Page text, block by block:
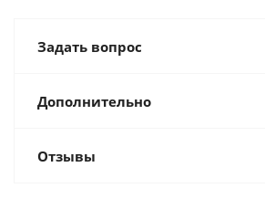
Задать вопрос
Дополнительно
Отзывы